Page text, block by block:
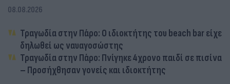
08.08.2026
Τραγωδία στην Πάρο: Ο ιδιοκτήτης του beach bar είχε
δηλωθεί ως ναυαγοσώστης
Τραγωδία στην Πάρο: Πνίγηκε 4χρονο παιδί σε πισίνα
– Προσήχθησαν γονείς και ιδιοκτήτης